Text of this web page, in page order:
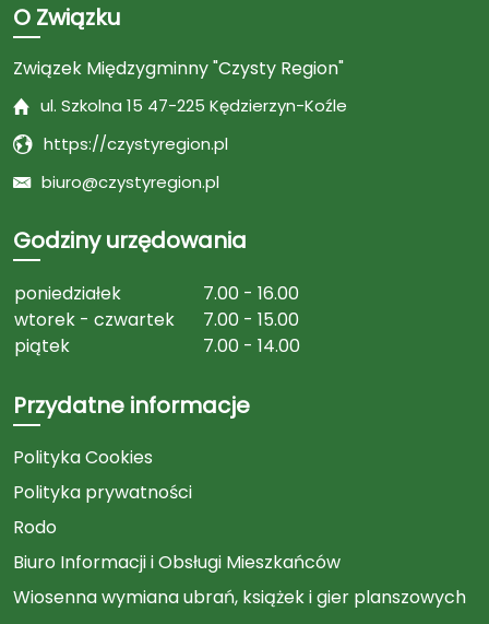
O Związku
Związek Międzygminny "Czysty Region"
ul. Szkolna 15 47-225 Kędzierzyn-Koźle
https://czystyregion.pl
biuro@czystyregion.pl
Godziny urzędowania
poniedziałek
7.00 - 16.00
wtorek - czwartek
7.00 - 15.00
piątek
7.00 - 14.00
Przydatne informacje
Polityka Cookies
Polityka prywatności
Rodo
Biuro Informacji i Obsługi Mieszkańców
Wiosenna wymiana ubrań, książek i gier planszowych